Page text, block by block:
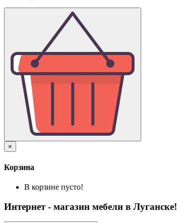
×
Корзина
В корзине пусто!
Интернет - магазин мебели в Луганске!